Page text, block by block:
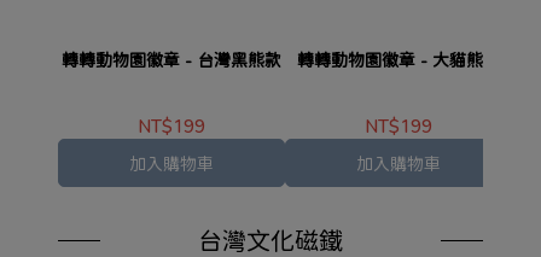
轉轉動物園徽章 - 台灣黑熊款
NT$199
加入購物車
轉轉動物園徽章 - 大貓熊款
NT$199
加入購物車
台灣文化磁鐵